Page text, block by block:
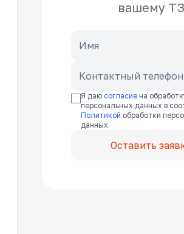
вашему ТЗ
Я даю согласие на
персональных данных в
Политикой обработки
данных.
Оставить